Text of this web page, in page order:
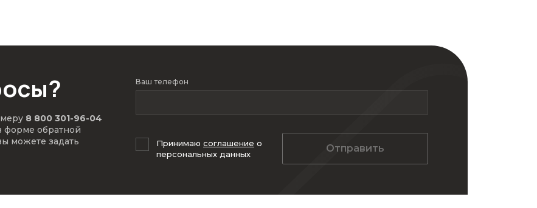
8 800 301-96-04
форме обратной
можете задать
Ваш телефон
Принимаю соглашение о
персональных данных
Отправить